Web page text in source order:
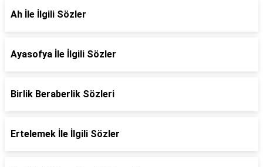
Ah İle İlgili Sözler
Ayasofya İle İlgili Sözler
Birlik Beraberlik Sözleri
Ertelemek İle İlgili Sözler